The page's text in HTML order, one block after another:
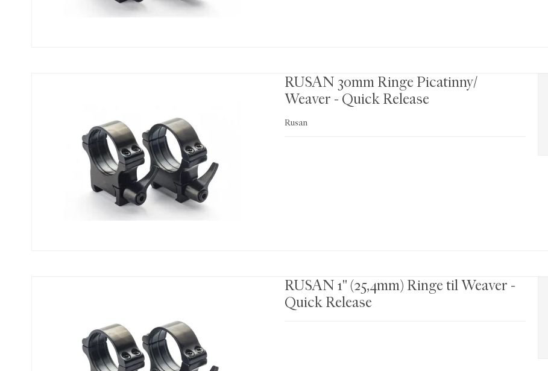
RUSAN 30mm Ringe Picatinny/
Weaver - Quick Release
Rusan
RUSAN 1" (25,4mm) Ringe til Weaver -
Quick Release